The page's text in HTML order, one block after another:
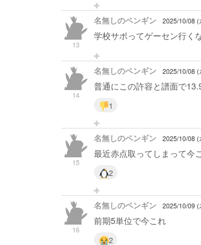
13
名無しのペンギン 2025/10/08
学校サボってゲーセン行く
14
名無しのペンギン 2025/10/08
普通にこの許容と譜面で
1
15
名無しのペンギン 2025/10/08
最近赤点取ってしまって今
2
16
名無しのペンギン 2025/10/09
前期5単位で今これ
2